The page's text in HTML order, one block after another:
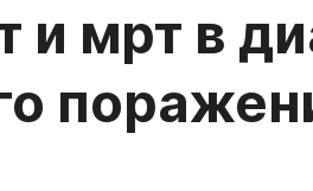
и мрт в